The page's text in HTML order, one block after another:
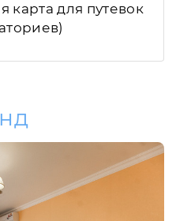
карта для путевок